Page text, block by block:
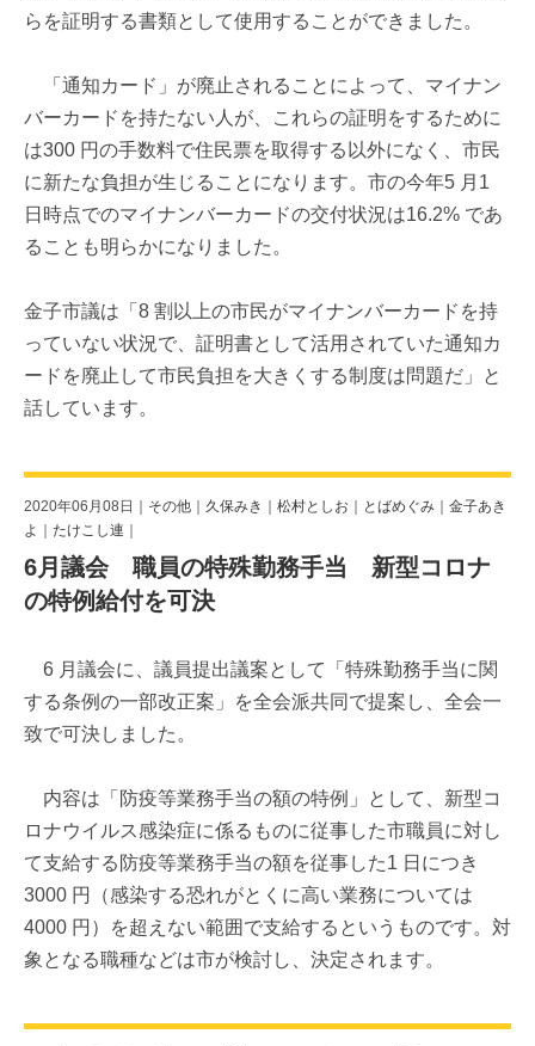
らを証明する書類として使用することができました。
「通知カード」が廃止されることによって、マイナン
バーカードを持たない人が、これらの証明をするために
は300 円の手数料で住民票を取得する以外になく、市民
に新たな負担が生じることになります。市の今年5 月1
日時点でのマイナンバーカードの交付状況は16.2% であ
ることも明らかになりました。
金子市議は「8 割以上の市民がマイナンバーカードを持
っていない状況で、証明書として活用されていた通知カ
ードを廃止して市民負担を大きくする制度は問題だ」と
話しています。
2020年06月08日｜ その他 久保みき 松村としお とばめぐみ
金子あき
よ
たけこし連
6月議会 職員の特殊勤務手当 新型コロナ
の特例給付を可決
6 月議会に、議員提出議案として「特殊勤務手当に関
する条例の一部改正案」を全会派共同で提案し、全会一
致で可決しました。
内容は「防疫等業務手当の額の特例」として、新型コ
ロナウイルス感染症に係るものに従事した市職員に対し
て支給する防疫等業務手当の額を従事した1 日につき
3000 円（感染する恐れがとくに高い業務については
4000 円）を超えない範囲で支給するというものです。対
象となる職種などは市が検討し、決定されます。